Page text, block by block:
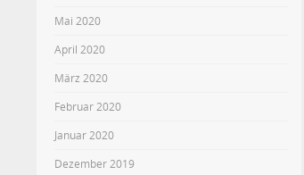
Mai 2020
April 2020
März 2020
Februar 2020
Januar 2020
Dezember 2019